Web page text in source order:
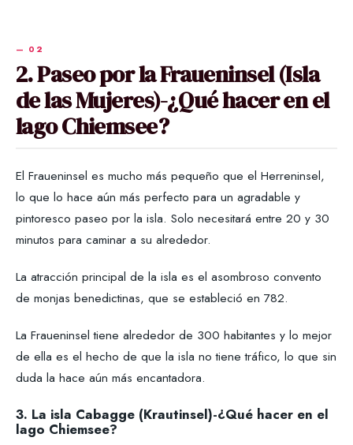
2. Paseo por la Fraueninsel (Isla
de las Mujeres)-¿Qué hacer en el
lago Chiemsee?
El Fraueninsel es mucho más pequeño que el Herreninsel,
lo que lo hace aún más perfecto para un agradable y
pintoresco paseo por la isla. Solo necesitará entre 20 y 30
minutos para caminar a su alrededor.
La atracción principal de la isla es el asombroso convento
de monjas benedictinas, que se estableció en 782.
La Fraueninsel tiene alrededor de 300 habitantes y lo mejor
de ella es el hecho de que la isla no tiene tráfico, lo que sin
duda la hace aún más encantadora.
3. La isla Cabagge (Krautinsel)-¿Qué hacer en el
lago Chiemsee?